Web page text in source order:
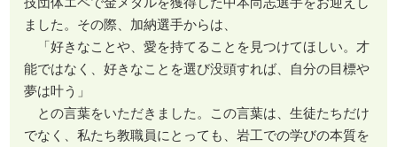
ました。その際、加納選手からは、
「好きなことや、愛を持てることを見つけてほしい。才
能ではなく、好きなことを選び没頭すれば、自分の目標や
夢は叶う」
との言葉をいただきました。この言葉は、生徒たちだけ
でなく、私たち教職員にとっても、岩工での学びの本質を